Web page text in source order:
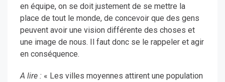
en équipe, on se doit justement de se mettre la
place de tout le monde, de concevoir que des gens
peuvent avoir une vision différente des choses et
une image de nous. Il faut donc se le rappeler et agir
en conséquence.
A lire : « Les villes moyennes attirent une population